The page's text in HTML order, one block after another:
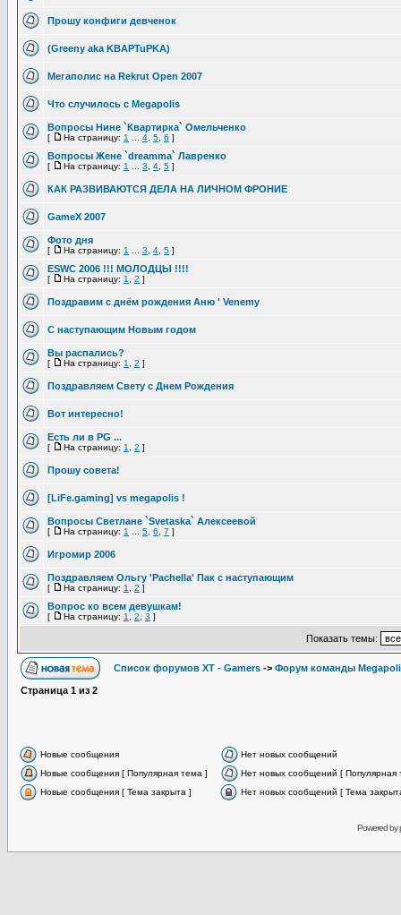
Прошу конфиги девченок
(Greeny aka KBAPTuPKA)
Мегаполис на Rekrut Open 2007
Что случилось с Megapolis
Вопросы Нине `Квартирка` Омельченко
[ На страницу: 1 4 5 6 ]
Вопросы Жене `dreamma` Лавренко
[ На страницу: 1 3 4 5 ]
КАК РАЗВИВАЮТСЯ ДЕЛА НА ЛИЧНОМ ФРОНИЕ
GameX 2007
Фото дня
[ На страницу: 1 3 4 5 ]
ESWC 2006 !!! МОЛОДЦЫ !!!!
[ На страницу: 1 2 ]
Поздравим с днём рождения Аню ' Venemy
С наступающим Новым годом
Вы распались?
[ На страницу: 1 2 ]
Поздравляем Свету с Днем Рождения
Вот интересно!
Есть ли в PG ...
[ На страницу: 1 2 ]
Прошу совета!
[LiFe.gaming] vs megapolis !
Вопросы Светлане `Svetaska` Алексеевой
[ На страницу: 1 5 6 7 ]
Игромир 2006
Поздравляем Ольгу 'Pachella' Пак с наступающим
[ На страницу: 1 2 ]
Вопрос ко всем девушкам!
[ На страницу: 1 2 3 ]
Показать темы:
Список форумов XT - Gamers -> Форум команды
Страница 1 из 2
Новые сообщения
Нет новых сообщений
Новые сообщения [ Популярная тема ]
Нет новых сообщений [ Популярная
Новые сообщения [ Тема закрыта ]
Нет новых сообщений [ Тема
Powered by